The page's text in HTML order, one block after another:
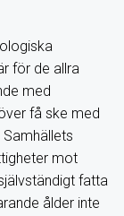
för de allra
med
få ske med
mot
fatta
ålder inte